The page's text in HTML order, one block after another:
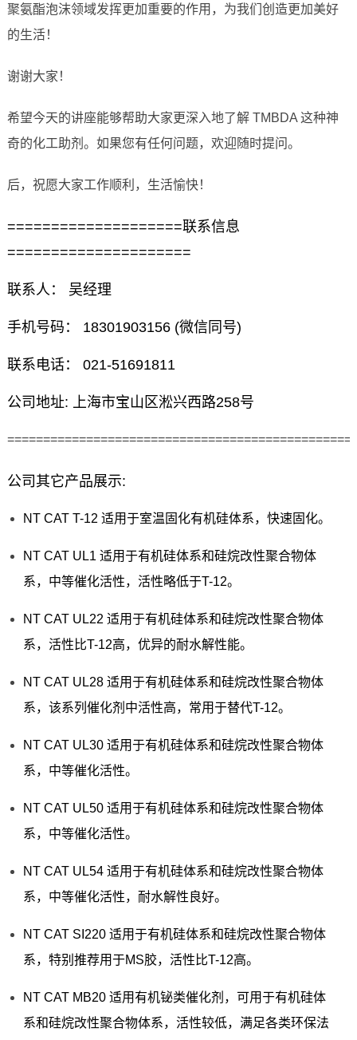
聚氨酯泡沫领域发挥更加重要的作用，为我们创造更加美好
的生活！
谢谢大家！
希望今天的讲座能够帮助大家更深入地了解 TMBDA 这种神
奇的化工助剂。如果您有任何问题，欢迎随时提问。
后，祝愿大家工作顺利，生活愉快！
====================联系信息
=====================
联系人： 吴经理
手机号码： 18301903156 (微信同号)
联系电话： 021-51691811
公司地址: 上海市宝山区淞兴西路258号
公司其它产品展示:
NT CAT T-12 适用于室温固化有机硅体系，快速固化。
NT CAT UL1 适用于有机硅体系和硅烷改性聚合物体
系，中等催化活性，活性略低于T-12。
NT CAT UL22 适用于有机硅体系和硅烷改性聚合物体
系，活性比T-12高，优异的耐水解性能。
NT CAT UL28 适用于有机硅体系和硅烷改性聚合物体
系，该系列催化剂中活性高，常用于替代T-12。
NT CAT UL30 适用于有机硅体系和硅烷改性聚合物体
系，中等催化活性。
NT CAT UL50 适用于有机硅体系和硅烷改性聚合物体
系，中等催化活性。
NT CAT UL54 适用于有机硅体系和硅烷改性聚合物体
系，中等催化活性，耐水解性良好。
NT CAT SI220 适用于有机硅体系和硅烷改性聚合物体
系，特别推荐用于MS胶，活性比T-12高。
NT CAT MB20 适用有机铋类催化剂，可用于有机硅体
系和硅烷改性聚合物体系，活性较低，满足各类环保法